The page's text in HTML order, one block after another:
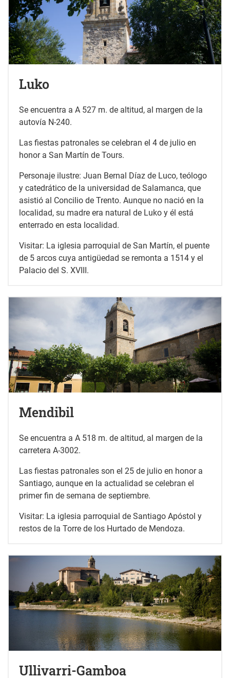
Luko
Se encuentra a A 527 m. de altitud, al margen de la
autovía N-240.
Las fiestas patronales se celebran el 4 de julio en
honor a San Martín de Tours.
Personaje ilustre: Juan Bernal Díaz de Luco, teólogo
y catedrático de la universidad de Salamanca, que
asistió al Concilio de Trento. Aunque no nació en la
localidad, su madre era natural de Luko y él está
enterrado en esta localidad.
Visitar: La iglesia parroquial de San Martín, el puente
de 5 arcos cuya antigüedad se remonta a 1514 y el
Palacio del S. XVIII.
Mendibil
Se encuentra a A 518 m. de altitud, al margen de la
carretera A-3002.
Las fiestas patronales son el 25 de julio en honor a
Santiago, aunque en la actualidad se celebran el
primer fin de semana de septiembre.
Visitar: La iglesia parroquial de Santiago Apóstol y
restos de la Torre de los Hurtado de Mendoza.
Ullivarri-Gamboa